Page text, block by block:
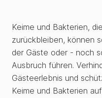
Keime und Bakterien,
zurückbleiben, können
der Gäste oder - noch
Ausbruch führen.
Gästeerlebnis und
Keime und Bakterien